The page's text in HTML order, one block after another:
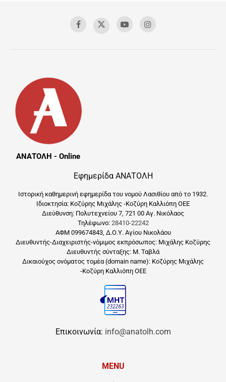
ΑΝΑΤΟΛΗ - Online
Εφημερίδα ΑΝΑΤΟΛΗ
Ιστορική καθημερινή εφημερίδα του νομού Λασιθίου από το 1932.
Ιδιοκτησία: Κοζύρης Μιχάλης -Κοζύρη Καλλιόπη ΟΕΕ
Διεύθυνση: Πολυτεχνείου 7, 721 00 Αγ. Νικόλαος
Τηλέφωνο: 28410-22242
ΑΦΜ 099674843, Δ.Ο.Υ. Αγίου Νικολάου
Διευθυντής-Διαχειριστής-νόμιμος εκπρόσωπος: Μιχάλης Κοζύρης
Διευθυντής σύνταξης: Μ. Ταβλά
Δικαιούχος ονόματος τομέα (domain name): Κοζύρης Μιχάλης
-Κοζύρη Καλλιόπη ΟΕΕ
Επικοινωνία: info@anatolh.com
MENU